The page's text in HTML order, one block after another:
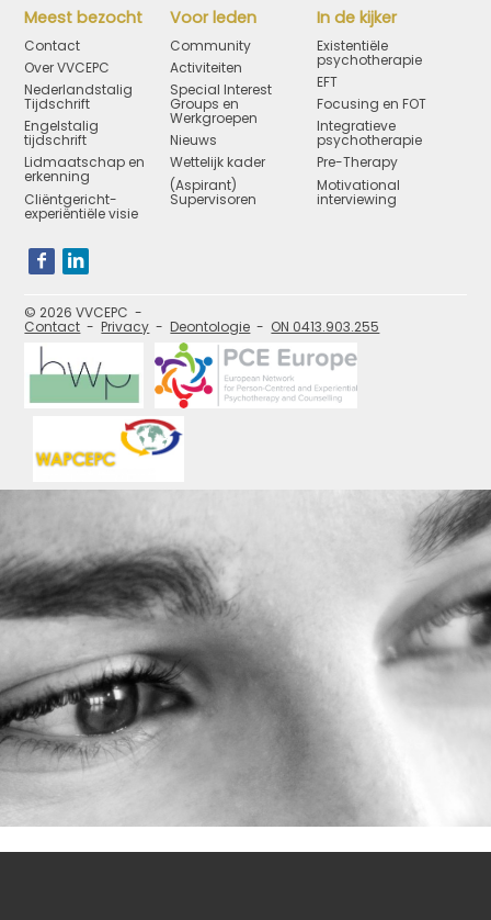
Meest bezocht
Contact
Over VVCEPC
Nederlandstalig
Tijdschrift
Engelstalig
tijdschrift
Lidmaatschap en
erkenning
Cliëntgericht-
experiëntiële visie
Voor leden
Community
Activiteiten
Special Interest
Groups en
Werkgroepen
Nieuws
Wettelijk kader
(Aspirant)
Supervisoren
In de kijker
Existentiële
psychotherapie
EFT
Focusing en FOT
Integratieve
psychotherapie
Pre-Therapy
Motivational
interviewing
Bezoek
onze
pagina's:
© 2026 VVCEPC
Contact Privacy Deontologie ON 0413.903.255